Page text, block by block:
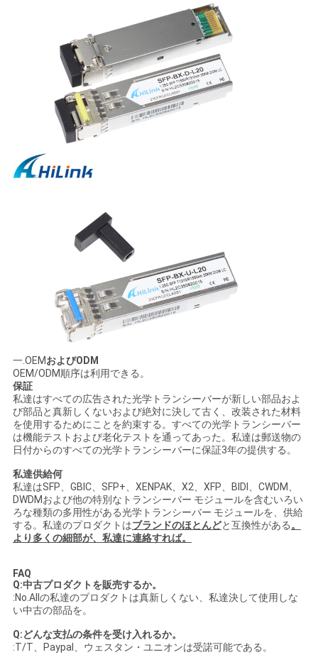
ポ
一.OEMおよびODM
OEM/ODM順序は利用できる。
保証
私達はすべての広告された光学トランシーバーが新しい部品およ
び部品と真新しくないおよび絶対に決して古く、改装された材料
を使用するためにことを約束する。すべての光学トランシーバー
は機能テストおよび老化テストを通ってあった。私達は郵送物の
日付からのすべての光学トランシーバーに保証3年の提供する。
私達供給何
私達はSFP、GBIC、SFP+、XENPAK、X2、XFP、BIDI、CWDM、
DWDMおよび他の特別なトランシーバー モジュールを含むいろい
ろな種類の多用性がある光学トランシーバー モジュールを、供給
する。私達のプロダクトはブランドのほとんどと互換性がある。
より多くの細部が、私達に連絡すれば。
FAQ
Q:中古プロダクトを販売するか。
:No.Allの私達のプロダクトは真新しくない、私達決して使用しな
い中古の部品を。
Q:どんな支払の条件を受け入れるか。
:T/T、Paypal、ウェスタン・ユニオンは受諾可能である。